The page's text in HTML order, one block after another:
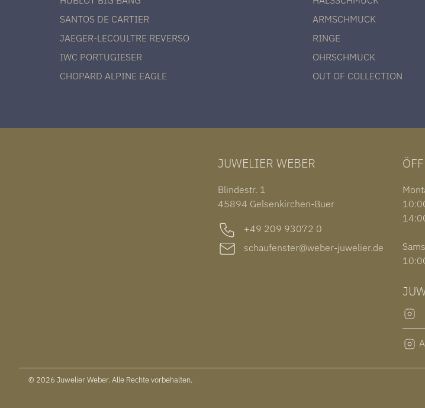
SANTOS DE CARTIER
JAEGER-LECOULTRE REVERSO
IWC PORTUGIESER
CHOPARD ALPINE EAGLE
ARMSCHMUCK
RINGE
OHRSCHMUCK
OUT OF COLLECTION
JUWELIER WEBER
Blindestr. 1
45894 Gelsenkirchen-Buer
+49 209 93072 0
schaufenster@weber-juwelier.de
© 2026 Juwelier Weber. Alle Rechte vorbehalten.